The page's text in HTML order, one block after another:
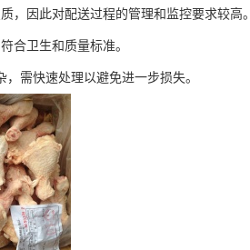
，因此对配送过程的管理和监控要求较高。
合卫生和质量标准。
需快速处理以避免进一步损失。